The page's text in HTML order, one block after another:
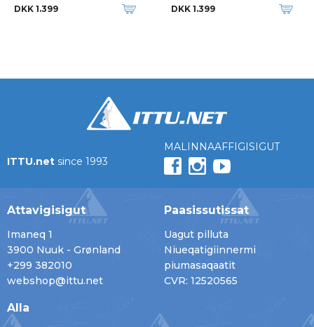
DKK 1.399
DKK 1.399
ITTU.net since 1993
MALINNAAFFIGISIGUT
Attavigisigut
Imaneq 1
3900 Nuuk - Grønland
+299 382010
webshop@ittu.net
Paasissutissat
Uagut pilluta
Niueqatigiinnermi
piumasaqaatit
CVR: 12520565
Alla